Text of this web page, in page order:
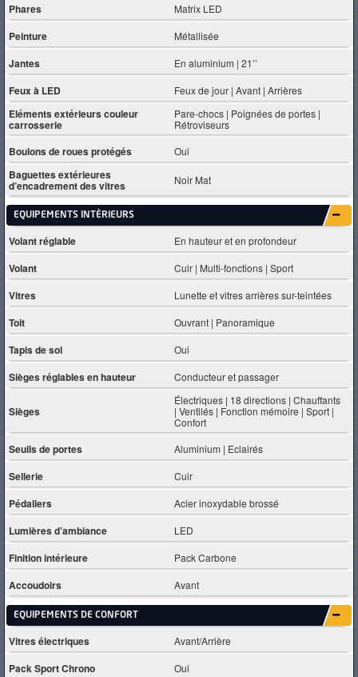
Phares Matrix LED
Peinture Métallisée
Jantes En aluminium | 21’’
Feux à LED Feux de jour | Avant | Arrières
Eléments extérieurs couleur
carrosserie
Pare-chocs | Poignées de portes |
Rétroviseurs
Boulons de roues protégés Oui
Baguettes extérieures
d’encadrement des vitres Noir Mat
EQUIPEMENTS INTÈRIEURS
Volant réglable En hauteur et en profondeur
Volant Cuir | Multi-fonctions | Sport
Vitres Lunette et vitres arrières sur-teintées
Toit Ouvrant | Panoramique
Tapis de sol Oui
Sièges réglables en hauteur Conducteur et passager
Sièges
Électriques | 18 directions | Chauffants
| Ventilés | Fonction mémoire | Sport |
Confort
Seuils de portes Aluminium | Eclairés
Sellerie Cuir
Pédaliers Acier inoxydable brossé
Lumières d’ambiance LED
Finition intérieure Pack Carbone
Accoudoirs Avant
EQUIPEMENTS DE CONFORT
Vitres électriques Avant/Arrière
Pack Sport Chrono Oui